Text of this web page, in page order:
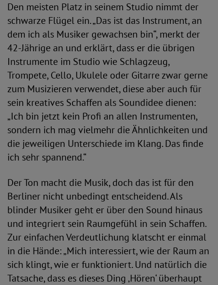
Den meisten Platz in seinem Studio nimmt der
schwarze Flügel ein. „Das ist das Instrument, an
dem ich als Musiker gewachsen bin“, merkt der
42-Jährige an und erklärt, dass er die übrigen
Instrumente im Studio wie Schlagzeug,
Trompete, Cello, Ukulele oder Gitarre zwar gerne
zum Musizieren verwendet, diese aber auch für
sein kreatives Schaffen als Soundidee dienen:
„Ich bin jetzt kein Profi an allen Instrumenten,
sondern ich mag vielmehr die Ähnlichkeiten und
die jeweiligen Unterschiede im Klang. Das finde
ich sehr spannend.“
Der Ton macht die Musik, doch das ist für den
Berliner nicht unbedingt entscheidend. Als
blinder Musiker geht er über den Sound hinaus
und integriert sein Raumgefühl in sein Schaffen.
Zur einfachen Verdeutlichung klatscht er einmal
in die Hände: „Mich interessiert, wie der Raum an
sich klingt, wie er funktioniert. Und natürlich die
Tatsache, dass es dieses Ding ‚Hören‘ überhaupt